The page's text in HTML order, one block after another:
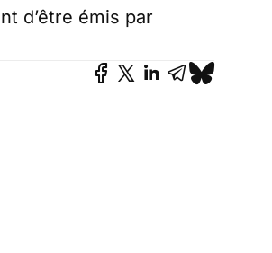
d’être émis par